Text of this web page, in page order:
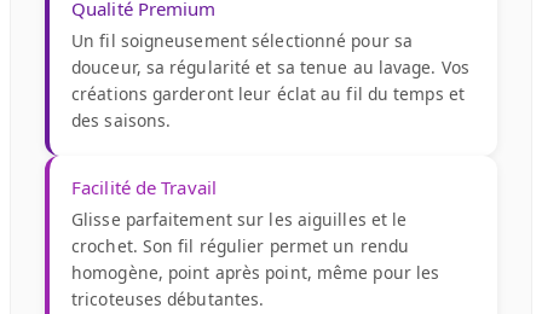
Qualité Premium
Un fil soigneusement sélectionné pour sa
douceur, sa régularité et sa tenue au lavage. Vos
créations garderont leur éclat au fil du temps et
des saisons.
Facilité de Travail
Glisse parfaitement sur les aiguilles et le
crochet. Son fil régulier permet un rendu
homogène, point après point, même pour les
tricoteuses débutantes.